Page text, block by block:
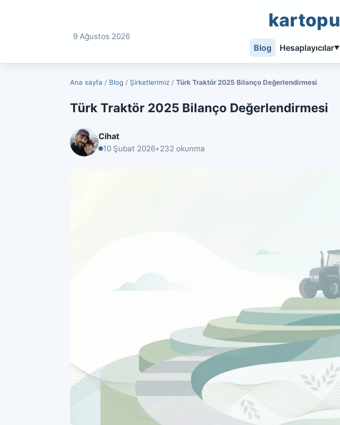
9 Ağustos 2026
kartopu
Blog Hesaplayıcılar▼
Ana sayfa / Blog / Şirketlerimiz / Türk Traktör 2025 Bilanço Değerlendirmesi
Türk Traktör 2025 Bilanço Değerlendirmesi
Cihat
10 Şubat 2026•232 okunma